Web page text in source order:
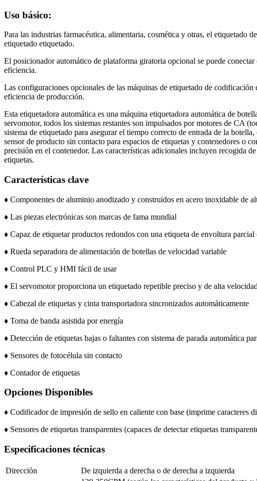
Uso básico:
Para las industrias farmacéutica, alimentaria, cosmética y otras, el etiquetado
etiquetado etiquetado.
El posicionador automático de plataforma giratoria opcional se puede
eficiencia.
Las configuraciones opcionales de las máquinas de etiquetado de
eficiencia de producción.
Esta etiquetadora automática es una máquina etiquetadora automática de
servomotor, todos los sistemas restantes son impulsados por motores de CA
sistema de etiquetado para asegurar el tiempo correcto de entrada de la
sensor de producto sin contacto para espacios de etiquetas y contenedores o
precisión en el contenedor. Las características adicionales incluyen recogida
etiquetas.
Características clave
♦ Componentes de aluminio anodizado y construidos en acero inoxidable de
♦ Las piezas electrónicas son marcas de fama mundial
♦ Capaz de etiquetar productos redondos con una etiqueta de envoltura parcial
♦ Rueda separadora de alimentación de botellas de velocidad variable
♦ Control PLC y HMI fácil de usar
♦ El servomotor proporciona un etiquetado repetible preciso y de alta velocidad
♦ Cabezal de etiquetas y cinta transportadora sincronizados automáticamente
♦ Toma de banda asistida por energía
♦ Detección de etiquetas bajas o faltantes con sistema de parada automática
♦ Sensores de fotocélula sin contacto
♦ Contador de etiquetas
Opciones Disponibles
♦ Codificador de impresión de sello en caliente con base (imprime caracteres
♦ Sensores de etiquetas transparentes (capaces de detectar etiquetas
Especificaciones técnicas
Dirección
De izquierda a derecha o de derecha a izquierda